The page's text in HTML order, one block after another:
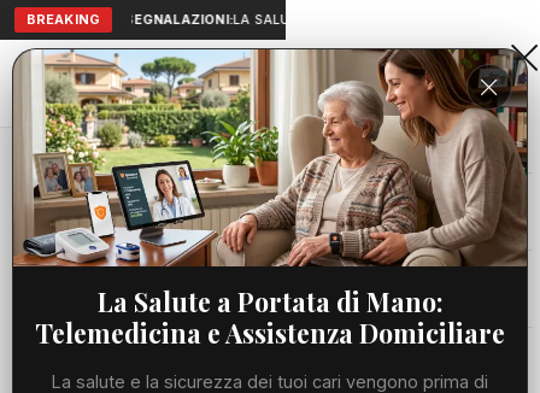
BREAKING SEGNALAZIONI:LA SALUTE A PORTATA DI MANO:
Aranova • NET
PORTALE UTILE AL TERRITORIO
Home
Cronaca
Viabilità
Utilità
La Salute a Portata di Mano:
Telemedicina e Assistenza Domiciliare
La salute e la sicurezza dei tuoi cari vengono prima di